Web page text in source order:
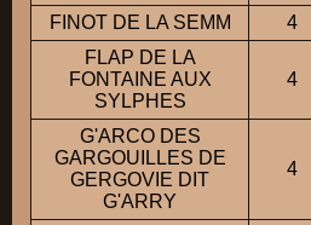
FINOT DE LA SEMM 4
FLAP DE LA
FONTAINE AUX
SYLPHES
4
G'ARCO DES
GARGOUILLES DE
GERGOVIE DIT
G'ARRY
4